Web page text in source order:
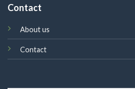
Contact
About us
Contact